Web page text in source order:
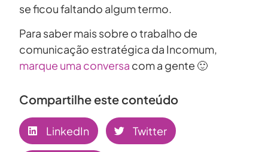
se ficou faltando algum termo.
Para saber mais sobre o trabalho de
comunicação estratégica da Incomum,
marque uma conversa com a gente 🙂
Compartilhe este conteúdo
LinkedIn Twitter